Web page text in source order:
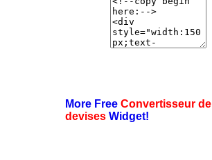
More Free Convertisseur de
devises Widget!